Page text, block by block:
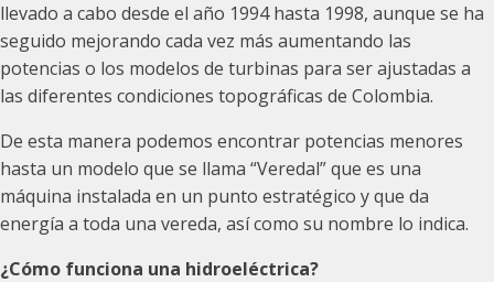
llevado a cabo desde el año 1994 hasta 1998, aunque se ha
seguido mejorando cada vez más aumentando las
potencias o los modelos de turbinas para ser ajustadas a
las diferentes condiciones topográficas de Colombia.
De esta manera podemos encontrar potencias menores
hasta un modelo que se llama “Veredal” que es una
máquina instalada en un punto estratégico y que da
energía a toda una vereda, así como su nombre lo indica.
¿Cómo funciona una hidroeléctrica?